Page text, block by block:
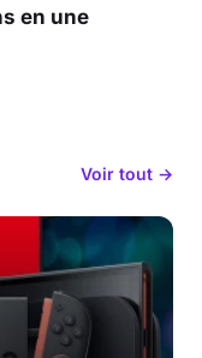
en une
Voir tout →